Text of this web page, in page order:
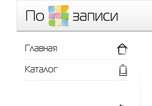
Главная
Каталог